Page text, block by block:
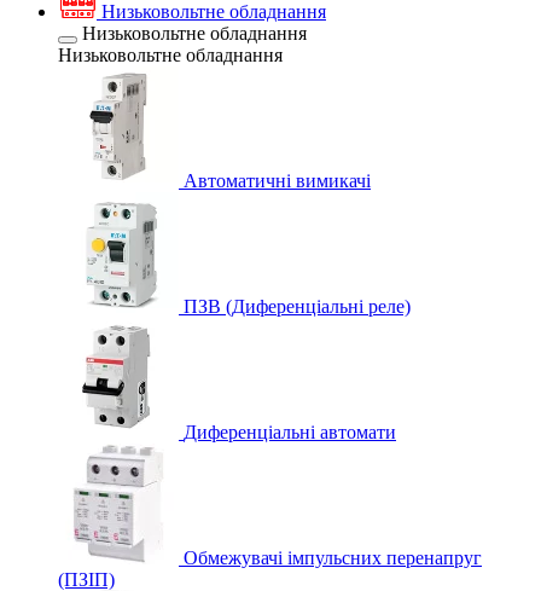
Низьковольтне обладнання
Низьковольтне обладнання
Низьковольтне обладнання
Автоматичні вимикачі
ПЗВ (Диференціальні реле)
Диференціальні автомати
Обмежувачі імпульсних перенапруг
(ПЗІП)